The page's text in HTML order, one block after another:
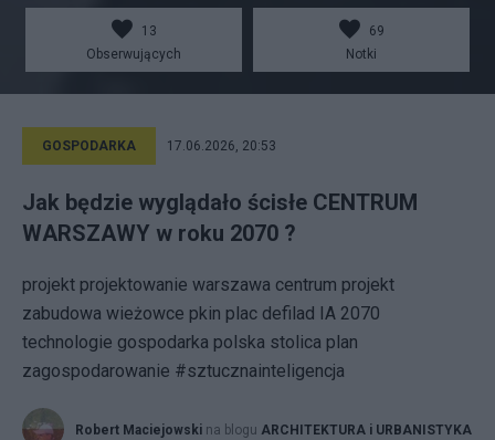
13
Obserwujących
69
Notki
GOSPODARKA 17.06.2026, 20:53
Jak będzie wyglądało ścisłe CENTRUM
WARSZAWY w roku 2070 ?
projekt projektowanie warszawa centrum projekt
zabudowa wieżowce pkin plac defilad IA 2070
technologie gospodarka polska stolica plan
zagospodarowanie #sztucznainteligencja
Robert Maciejowski na blogu ARCHITEKTURA i URBANISTYKA